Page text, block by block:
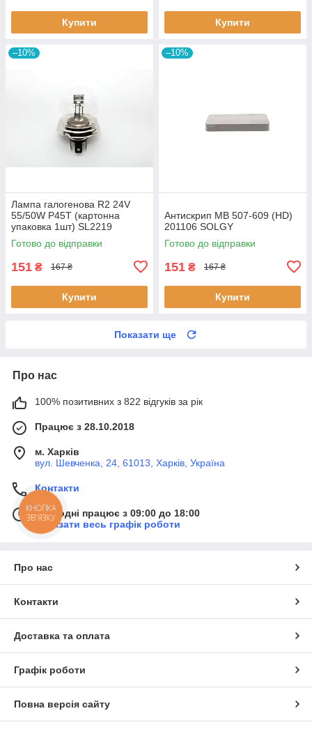
Купити Купити
–10%
Лампа галогенова R2 24V
55/50W P45T (картонна
упаковка 1шт) SL2219
SHAFER
Готово до відправки
151 ₴ 167 ₴
Купити
–10%
Антискрип MB 507-609 (HD)
201106 SOLGY
Готово до відправки
151 ₴ 167 ₴
Купити
Показати ще
Про нас
100% позитивних з 822 відгуків за рік
Працює з 28.10.2018
м. Харків
вул. Шевченка, 24, 61013, Харків, Україна
Контакти
Сьогодні працює з 09:00 до 18:00
Показати весь графік роботи
Про нас
Контакти
Доставка та оплата
Графік роботи
Повна версія сайту
КНОПКА
ЗВ'ЯЗКУ